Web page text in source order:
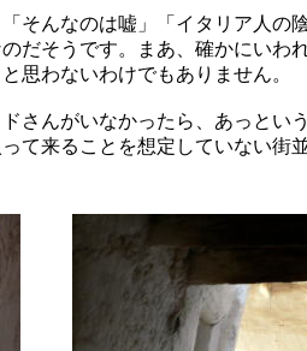
そんなのは嘘」「イタリア人の
だそうです。まあ、確かにいわ
思わないわけでもありません。
さんがいなかったら、あっとい
て来ることを想定していない街